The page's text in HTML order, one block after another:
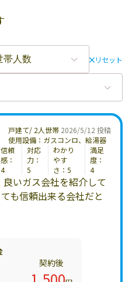
リセット
2026/5/12 投稿
戸建て/ 2人世帯
使用設備：ガスコンロ、給湯器
信頼
感：
4
対応
力：
5
わかり
やす
さ：5
満足
度：
4
いガス会社を紹介して
も信頼出来る会社だと
契約後